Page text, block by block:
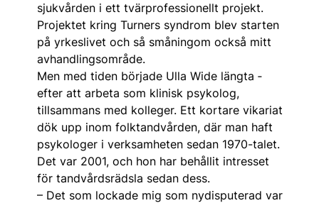
sjukvården i ett tvärprofessionellt projekt.
Projektet kring Turners syndrom blev starten
på yrkes­livet och så småningom också mitt
avhandlings­område.
Men med tiden började Ulla Wide längta ­
efter att arbeta som klinisk psykolog,
tillsammans med kolleger. Ett kortare vikariat
dök upp inom folktandvården, där man haft
psykologer i verksamheten sedan 1970-talet.
Det var 2001, och hon har behållit intresset
för tandvårdsrädsla sedan dess.
– Det som lockade mig som nydisputerad var